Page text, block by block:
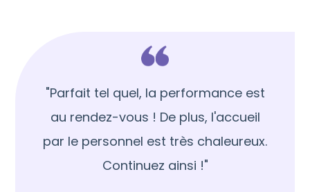
"Parfait tel quel, la performance est
au rendez-vous ! De plus, l'accueil
par le personnel est très chaleureux.
Continuez ainsi !"